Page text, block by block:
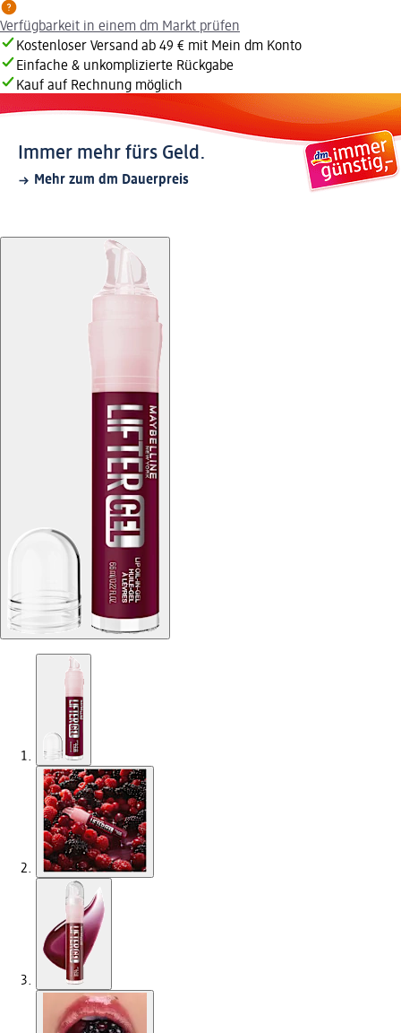
Verfügbarkeit in einem dm Markt prüfen
Kostenloser Versand ab 49 € mit Mein dm Konto
Einfache & unkomplizierte Rückgabe
Kauf auf Rechnung möglich
Immer mehr fürs Geld.
Mehr zum dm Dauerpreis